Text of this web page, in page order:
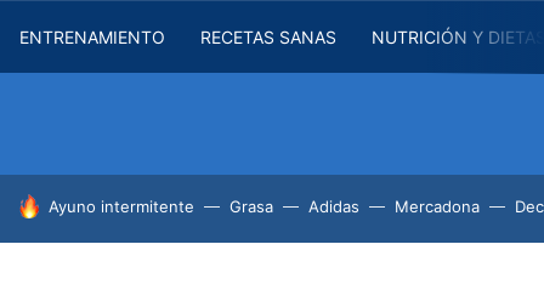
ENTRENAMIENTO RECETAS SANAS NUTRICIÓN Y
HOY SE HABLA DE
Ayuno intermitente Grasa Adidas Mercadona